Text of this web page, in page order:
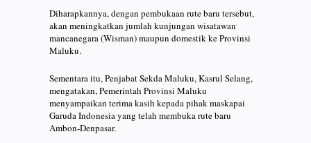
Diharapkannya, dengan pembukaan rute baru tersebut,
akan meningkatkan jumlah kunjungan wisatawan
mancanegara (Wisman) maupun domestik ke Provinsi
Maluku.
Sementara itu, Penjabat Sekda Maluku, Kasrul Selang,
mengatakan, Pemerintah Provinsi Maluku
menyampaikan terima kasih kepada pihak maskapai
Garuda Indonesia yang telah membuka rute baru
Ambon-Denpasar.